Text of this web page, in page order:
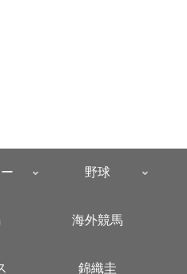
野球
海外競馬
錦織圭